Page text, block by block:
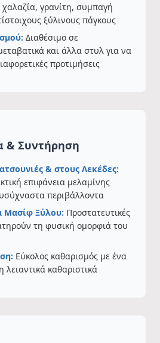
γρανίτη, συμπαγή
ξύλινους πάγκους
Διαθέσιμο σε
και άλλα στυλ για να
προτιμήσεις
& Συντήρηση
& στους Λεκέδες:
επιφάνεια μελαμίνης
περιβάλλοντα
Μασίφ Ξύλου: Προστατευτικές
τη φυσική ομορφιά του
Εύκολος καθαρισμός με ένα
λειαντικά καθαριστικά